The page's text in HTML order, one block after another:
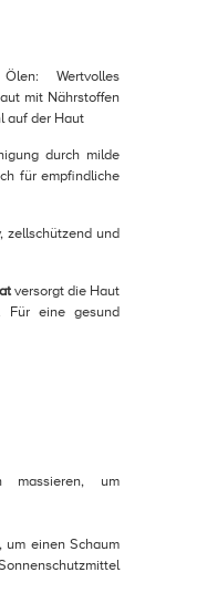
Wertvolles
mit Nährstoffen
auf der Haut
durch milde
für empfindliche
und
versorgt die Haut
Für eine gesund
um
um einen Schaum